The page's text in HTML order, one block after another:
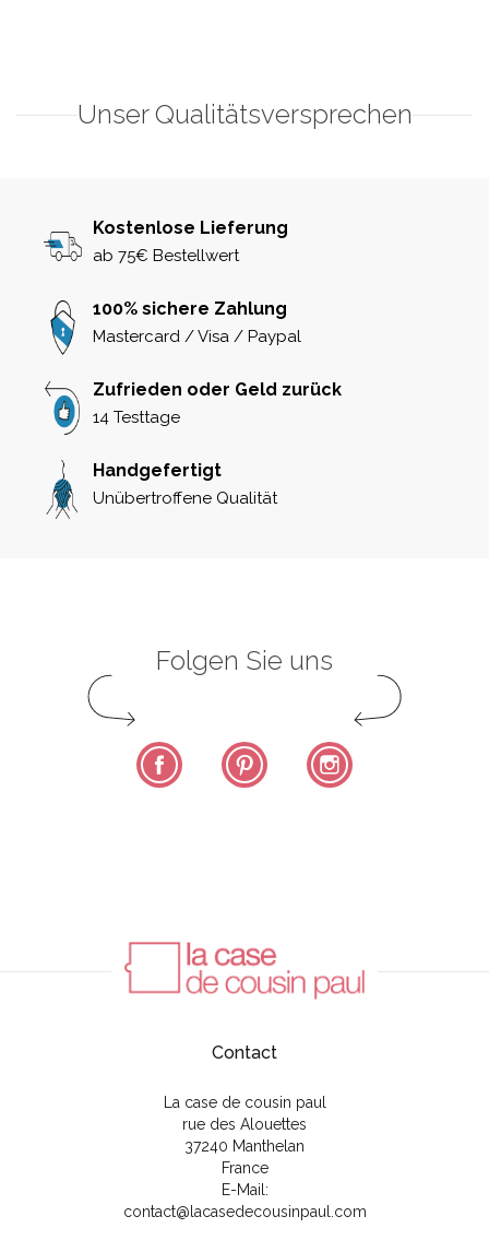
Unser Qualitätsversprechen
Kostenlose Lieferung
ab 75€ Bestellwert
100% sichere Zahlung
Mastercard / Visa / Paypal
Zufrieden oder Geld zurück
14 Testtage
Handgefertigt
Unübertroffene Qualität
Folgen Sie uns
Facebook Pinterest
Contact
La case de cousin paul
rue des Alouettes
37240 Manthelan
France
E-Mail:
contact@lacasedecousinpaul.com